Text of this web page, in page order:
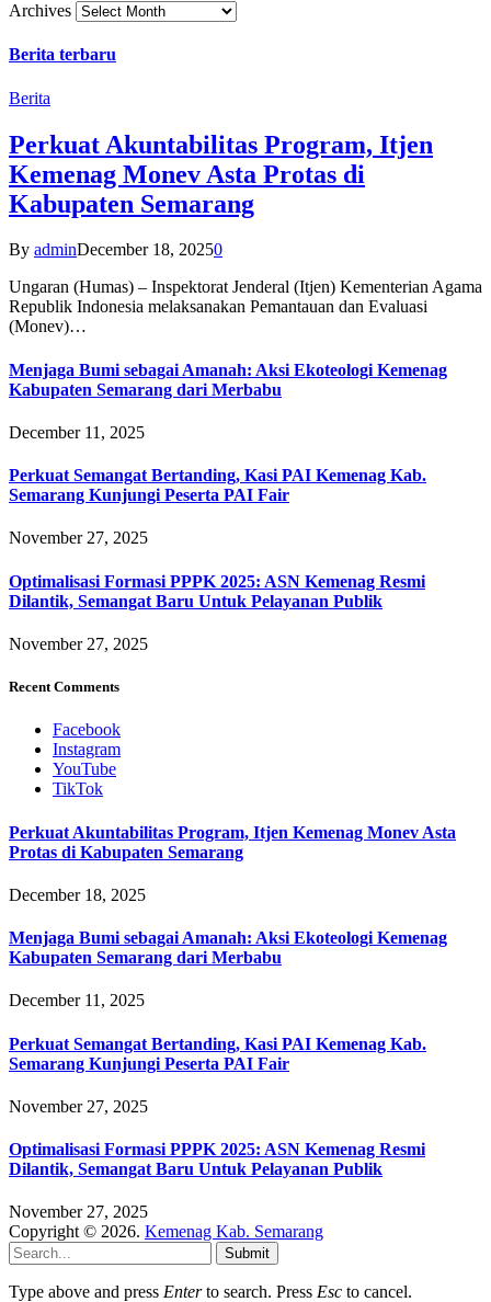
Archives
Berita terbaru
Berita
Perkuat Akuntabilitas Program, Itjen
Kemenag Monev Asta Protas di
Kabupaten Semarang
By adminDecember 18, 20250
Ungaran (Humas) – Inspektorat Jenderal (Itjen) Kementerian Agama
Republik Indonesia melaksanakan Pemantauan dan Evaluasi
(Monev)…
Menjaga Bumi sebagai Amanah: Aksi Ekoteologi Kemenag
Kabupaten Semarang dari Merbabu
December 11, 2025
Perkuat Semangat Bertanding, Kasi PAI Kemenag Kab.
Semarang Kunjungi Peserta PAI Fair
November 27, 2025
Optimalisasi Formasi PPPK 2025: ASN Kemenag Resmi
Dilantik, Semangat Baru Untuk Pelayanan Publik
November 27, 2025
Recent Comments
Facebook
Instagram
YouTube
TikTok
Perkuat Akuntabilitas Program, Itjen Kemenag Monev Asta
Protas di Kabupaten Semarang
December 18, 2025
Menjaga Bumi sebagai Amanah: Aksi Ekoteologi Kemenag
Kabupaten Semarang dari Merbabu
December 11, 2025
Perkuat Semangat Bertanding, Kasi PAI Kemenag Kab.
Semarang Kunjungi Peserta PAI Fair
November 27, 2025
Optimalisasi Formasi PPPK 2025: ASN Kemenag Resmi
Dilantik, Semangat Baru Untuk Pelayanan Publik
November 27, 2025
Copyright © 2026. Kemenag Kab. Semarang
Submit
Type above and press Enterto search. Press Esc to cancel.